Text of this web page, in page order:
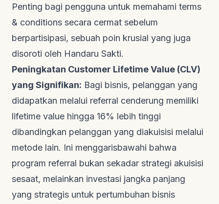
Penting bagi pengguna untuk memahami terms
& conditions secara cermat sebelum
berpartisipasi, sebuah poin krusial yang juga
disoroti oleh Handaru Sakti.
Peningkatan Customer Lifetime Value (CLV)
yang Signifikan: Bagi bisnis, pelanggan yang
didapatkan melalui referral cenderung memiliki
lifetime value hingga 16% lebih tinggi
dibandingkan pelanggan yang diakuisisi melalui
metode lain. Ini menggarisbawahi bahwa
program referral bukan sekadar strategi akuisisi
sesaat, melainkan investasi jangka panjang
yang strategis untuk pertumbuhan bisnis